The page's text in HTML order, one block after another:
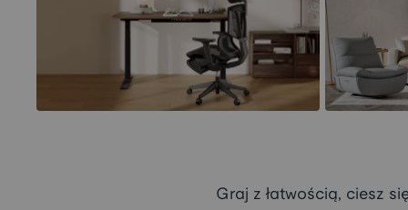
Graj z łatwością, ciesz